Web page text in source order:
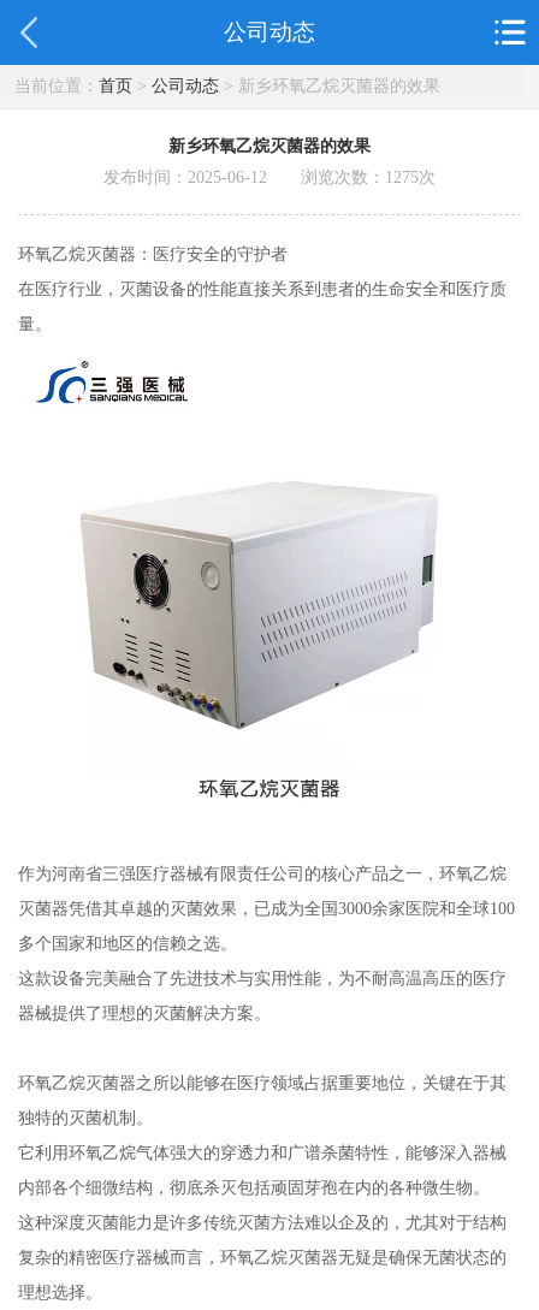
公司动态
当前位置： 首页> 公司动态> 新乡环氧乙烷灭菌器的效果
新乡环氧乙烷灭菌器的效果
发布时间：2025-06-12 浏览次数： 1275次
环氧乙烷灭菌器：医疗安全的守护者
在医疗行业，灭菌设备的性能直接关系到患者的生命安全和医疗质
量。
作为河南省三强医疗器械有限责任公司的核心产品之一，环氧乙烷
灭菌器凭借其卓越的灭菌效果，已成为全国3000余家医院和全球100
多个国家和地区的信赖之选。
这款设备完美融合了先进技术与实用性能，为不耐高温高压的医疗
器械提供了理想的灭菌解决方案。
环氧乙烷灭菌器之所以能够在医疗领域占据重要地位，关键在于其
独特的灭菌机制。
它利用环氧乙烷气体强大的穿透力和广谱杀菌特性，能够深入器械
内部各个细微结构，彻底杀灭包括顽固芽孢在内的各种微生物。
这种深度灭菌能力是许多传统灭菌方法难以企及的，尤其对于结构
复杂的精密医疗器械而言，环氧乙烷灭菌器无疑是确保无菌状态的
理想选择。